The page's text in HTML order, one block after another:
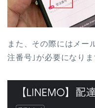
また、その際にはメー
注番号｣が必要になりま